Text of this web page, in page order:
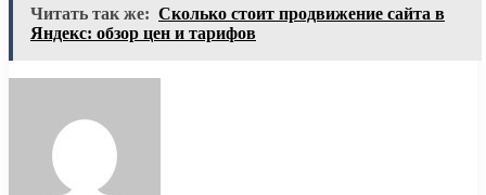
Читать так же: Сколько стоит продвижение сайта в
Яндекс: обзор цен и тарифов